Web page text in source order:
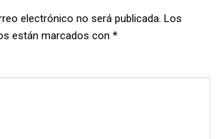
electrónico no será publicada. Los
están marcados con *